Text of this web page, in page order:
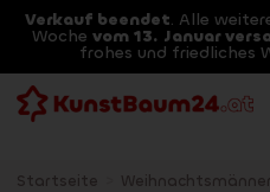
Verkauf beendet. Alle
Woche vom 13. Januar
frohes und friedliches
Startseite Weihnachtsmänner